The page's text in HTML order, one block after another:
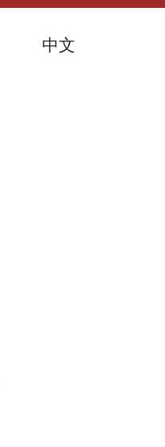
中文